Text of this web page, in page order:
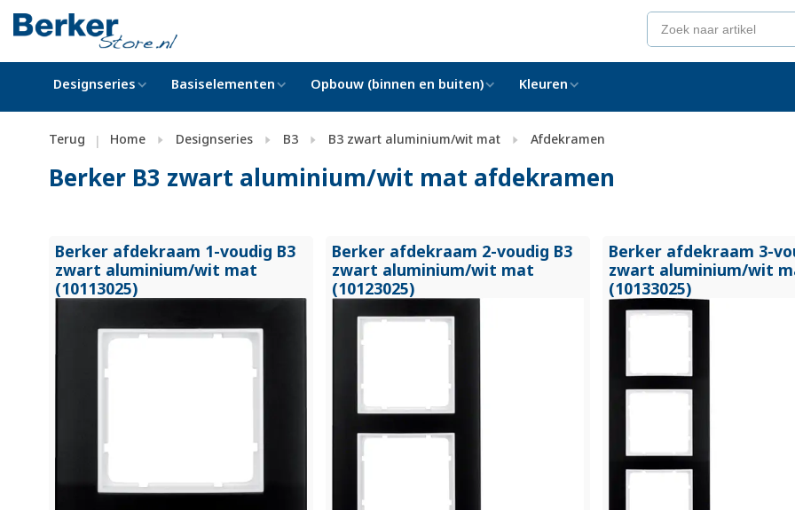
Designseries Basiselementen Opbouw (binnen en buiten) Kleuren
Terug | Home Designseries B3 B3 zwart aluminium/wit mat Afdekramen
Berker B3 zwart aluminium/wit mat afdekramen
Berker afdekraam 1-voudig B3
zwart aluminium/wit mat
(10113025)
Berker afdekraam 2-voudig B3
zwart aluminium/wit mat
(10123025)
Berker afdekraam 3-
zwart aluminium/wit
(10133025)